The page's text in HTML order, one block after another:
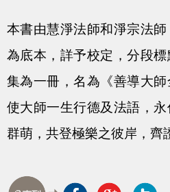
本書由慧淨法師和淨宗法
為底本，詳予校定，分段標
集為一冊，名為《善導大
使大師一生行德及法語，
群萌，共登極樂之彼岸，齊